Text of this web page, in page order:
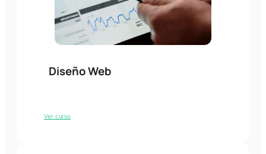
Diseño Web
Ver curso